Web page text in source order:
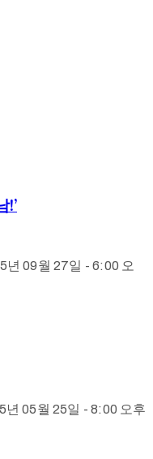
!’
년 09월 27일 - 6:00 오
년 05월 25일 - 8:00 오후